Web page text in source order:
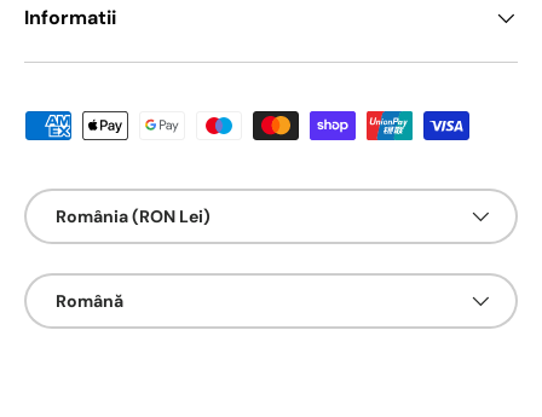
Informatii
Metode de platā acceptate
Țarǎ/Regiune
România (RON Lei)
Limbā
Română